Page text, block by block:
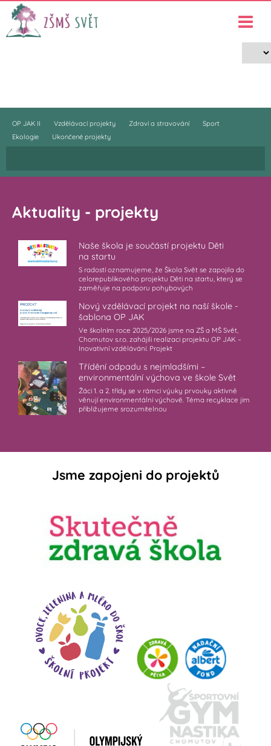
OP JAK II Vzdělávací projekty Zdraví a stravování
Sport
Ekologie
Ukončené projekty
Aktuality - projekty
Naše škola je součástí projektu Děti
na startu
S radostí oznamujeme, že Škola Svět se zapojila do
celorepublikového projektu Děti na startu, který se
zaměřuje na podporu pohybových
Nový vzdělávací projekt na naší škole -
šablona OP JAK
Ve školním roce 2025/2026 jsme na ZŠ a MŠ Svět,
Chomutov s.r.o. zahájili realizaci projektu OP JAK –
Inovativní vzdělávání. Projekt
Třídění odpadu s nejmladšími –
environmentální výchova ve škole Svět
Žáci 1. a 2. třídy se v rámci výuky prvouky aktivně
věnují environmentální výchově. Téma recyklace jim
přibližujeme srozumitelnou
Jsme zapojeni do projektů